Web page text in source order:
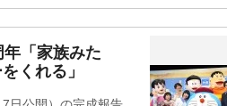
年「家族みた
くれる」